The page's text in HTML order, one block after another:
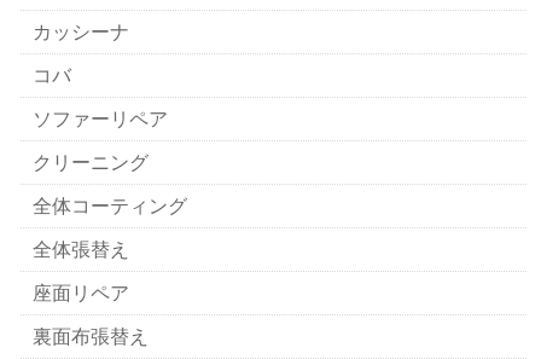
カッシーナ
コバ
ソファーリペア
クリーニング
全体コーティング
全体張替え
座面リペア
裏面布張替え